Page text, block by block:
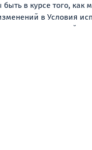
быть в курсе того,
в Условия
пользователей о